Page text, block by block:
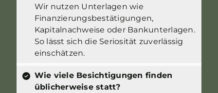
Wir nutzen Unterlagen wie
Finanzierungsbestätigungen,
Kapitalnachweise oder Bankunterlagen.
So lässt sich die Seriosität zuverlässig
einschätzen.
Wie viele Besichtigungen finden
üblicherweise statt?